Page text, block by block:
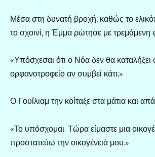
Μέσα στη δυνατή βροχή, καθώς το
το σχοινί, η Έμμα ρώτησε με τρεμάμενη
«Υπόσχεσαι ότι ο Νόα δεν θα καταλήξει
ορφανοτροφείο αν συμβεί κάτι;»
Ο Γουίλιαμ την κοίταξε στα μάτια και
«Το υπόσχομαι. Τώρα είμαστε μια
προστατεύω την οικογένειά μου.»